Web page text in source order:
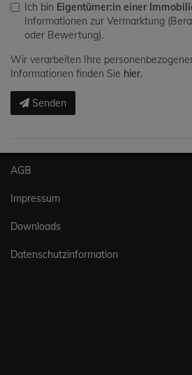
Ich bin Eigentümer:in einer
Informationen zur Vermarktung
oder Bewertung).
Wir verarbeiten Ihre
Informationen finden Sie hier.
Senden
AGB
Impressum
Downloads
Datenschutzinformation